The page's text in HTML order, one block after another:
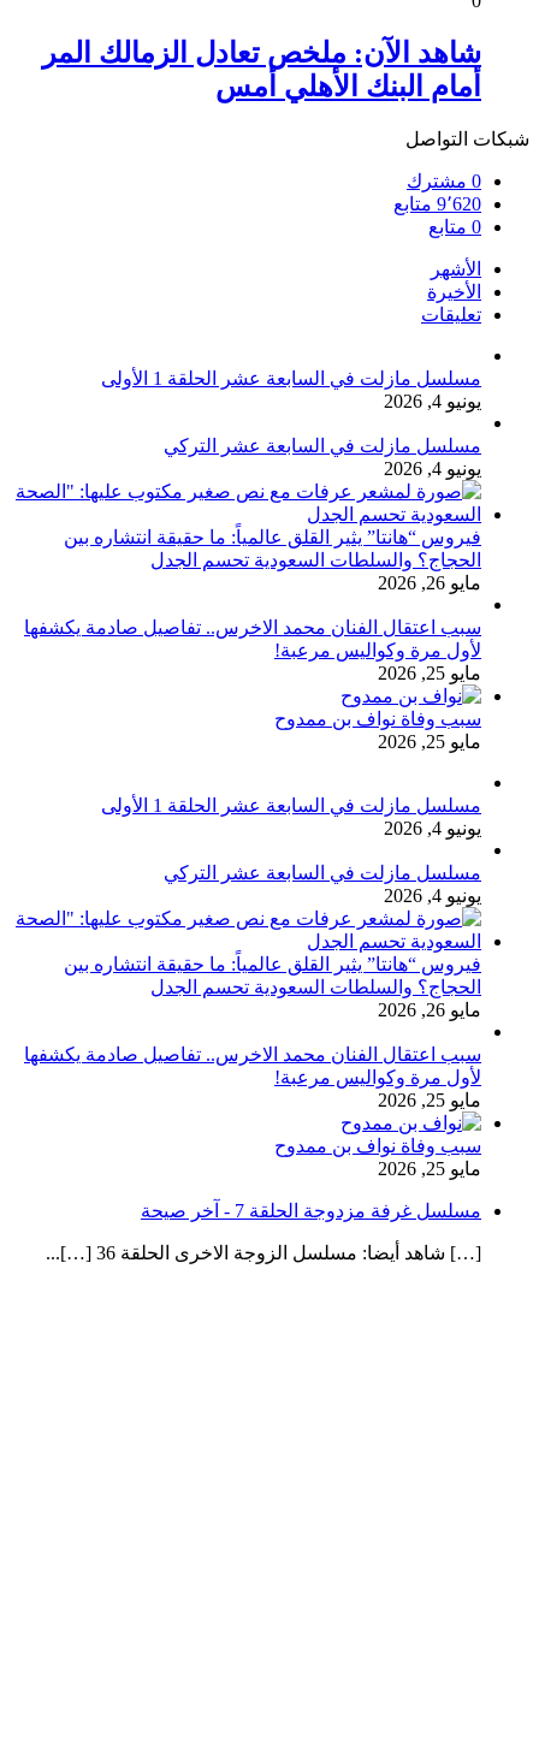
شاهد الآن: ملخص تعادل الزمالك المر
أمام البنك الأهلي أمس
شبكات التواصل
0 مشترك
9٬620 متابع
0 متابع
الأشهر
الأخيرة
تعليقات
مسلسل مازلت في السابعة عشر الحلقة 1 الأولى
يونيو 4, 2026
مسلسل مازلت في السابعة عشر التركي
يونيو 4, 2026
فيروس “هانتا” يثير القلق عالمياً: ما حقيقة انتشاره بين
الحجاج؟ والسلطات السعودية تحسم الجدل
مايو 26, 2026
سبب اعتقال الفنان محمد الاخرس.. تفاصيل صادمة يكشفها
لأول مرة وكواليس مرعبة!
مايو 25, 2026
سبب وفاة نواف بن ممدوح
مايو 25, 2026
مسلسل مازلت في السابعة عشر الحلقة 1 الأولى
يونيو 4, 2026
مسلسل مازلت في السابعة عشر التركي
يونيو 4, 2026
فيروس “هانتا” يثير القلق عالمياً: ما حقيقة انتشاره بين
الحجاج؟ والسلطات السعودية تحسم الجدل
مايو 26, 2026
سبب اعتقال الفنان محمد الاخرس.. تفاصيل صادمة يكشفها
لأول مرة وكواليس مرعبة!
مايو 25, 2026
سبب وفاة نواف بن ممدوح
مايو 25, 2026
مسلسل غرفة مزدوجة الحلقة 7 - آخر صيحة
[…] شاهد أيضا: مسلسل الزوجة الاخرى الحلقة 36 […]...